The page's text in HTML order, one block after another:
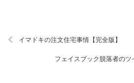
イマドキの注文住宅事情【完全版】
フェイスブック脱落者のツ